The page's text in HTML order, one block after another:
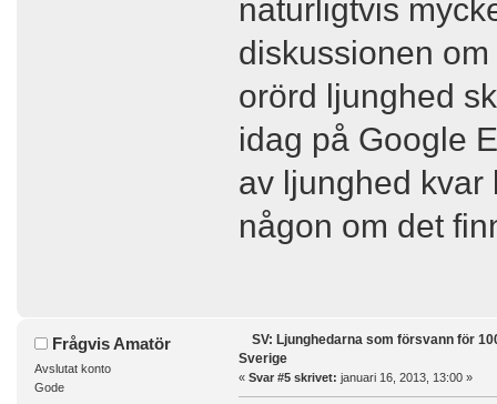
naturligtvis
diskussionen
orörd ljunghed
idag på Google
av ljunghed kvar
någon om det
Frågvis Amatör
Avslutat konto
Gode
SV: Ljunghedarna som försvann för
Sverige
« Svar #5 skrivet: januari 16, 2013, 13:00 »